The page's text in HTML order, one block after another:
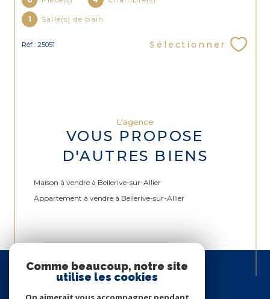
1 Salle(s) de bain
Réf : 25051 Sélectionner
L'agence
VOUS PROPOSE
D'AUTRES BIENS
Maison à vendre à Bellerive-sur-Allier
Appartement à vendre à Bellerive-sur-Allier
Espace
PROPRIÉTAIRE
Se connecter
Comme beaucoup, notre site
utilise les cookies